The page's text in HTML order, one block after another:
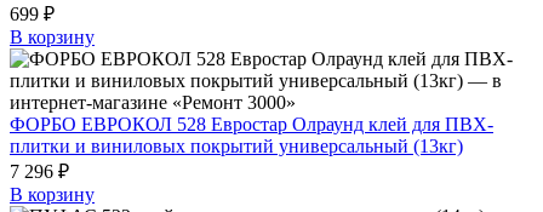
699 ₽
В корзину
ФОРБО ЕВРОКОЛ 528 Евростар Олраунд клей для ПВХ-
плитки и виниловых покрытий универсальный (13кг)
7 296 ₽
В корзину